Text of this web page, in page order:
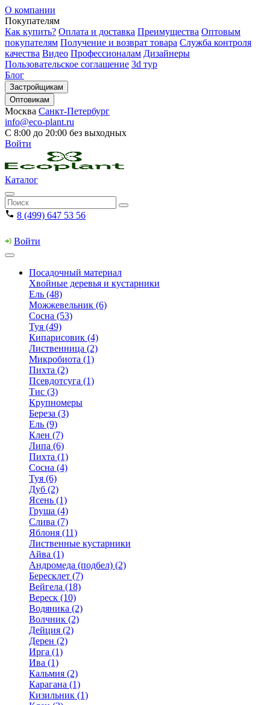
О компании
Покупателям
Как купить? Оплата и доставка Преимущества Оптовым
покупателям Получение и возврат товара Служба контроля
качества Видео Профессионалам Дизайнеры
Пользовательское соглашение 3d тур
Блог
Застройщикам
Оптовикам
Москва Санкт-Петербург
info@eco-plant.ru
С 8:00 до 20:00 без выходных
Войти
Каталог
8 (499) 647 53 56
Войти
Посадочный материал
Хвойные деревья и кустарники
Ель (48)
Можжевельник (6)
Сосна (53)
Туя (49)
Кипарисовик (4)
Лиственница (2)
Микробиота (1)
Пихта (2)
Псевдотсуга (1)
Тис (3)
Крупномеры
Береза (3)
Ель (9)
Клен (7)
Липа (6)
Пихта (1)
Сосна (4)
Туя (6)
Дуб (2)
Ясень (1)
Груша (4)
Слива (7)
Яблоня (11)
Лиственные кустарники
Айва (1)
Андромеда (подбел) (2)
Бересклет (7)
Вейгела (18)
Вереск (10)
Водяника (2)
Волчник (2)
Дейция (2)
Дерен (2)
Ирга (1)
Ива (1)
Кальмия (2)
Карагана (1)
Кизильник (1)